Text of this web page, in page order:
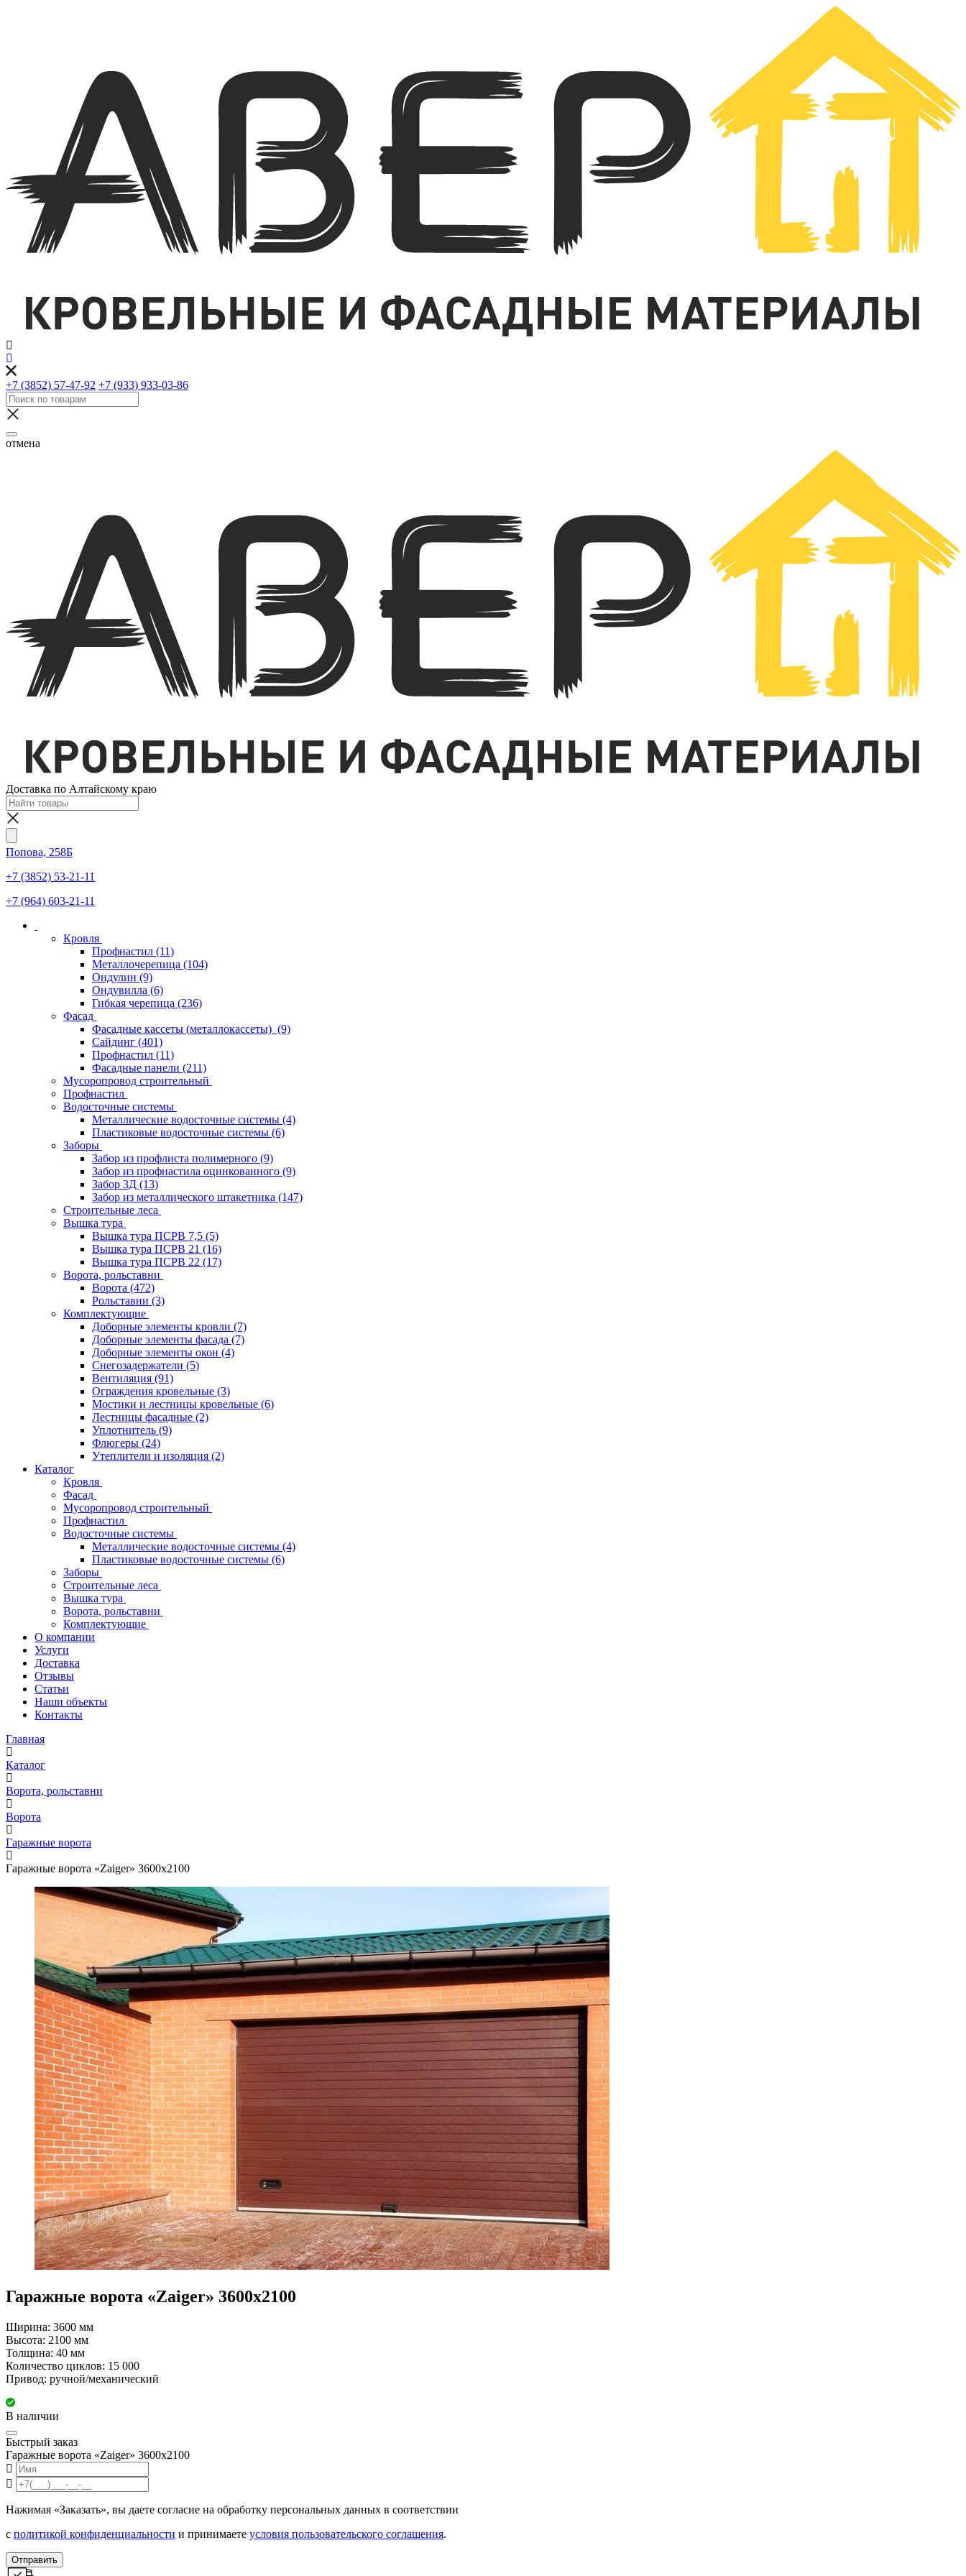
+7 (3852) 57-47-92 +7 (933) 933-03-86
отмена
Доставка по Алтайскому краю
Попова, 258Б
+7 (3852) 53-21-11
+7 (964) 603-21-11
Кровля
Профнастил (11)
Металлочерепица (104)
Ондулин (9)
Ондувилла (6)
Гибкая черепица (236)
Фасад
Фасадные кассеты (металлокассеты) (9)
Сайдинг (401)
Профнастил (11)
Фасадные панели (211)
Мусоропровод строительный
Профнастил
Водосточные системы
Металлические водосточные системы (4)
Пластиковые водосточные системы (6)
Заборы
Забор из профлиста полимерного (9)
Забор из профнастила оцинкованного (9)
Забор 3Д (13)
Забор из металлического штакетника (147)
Строительные леса
Вышка тура
Вышка тура ПСРВ 7,5 (5)
Вышка тура ПСРВ 21 (16)
Вышка тура ПСРВ 22 (17)
Ворота, рольставни
Ворота (472)
Рольставни (3)
Комплектующие
Доборные элементы кровли (7)
Доборные элементы фасада (7)
Доборные элементы окон (4)
Снегозадержатели (5)
Вентиляция (91)
Ограждения кровельные (3)
Мостики и лестницы кровельные (6)
Лестницы фасадные (2)
Уплотнитель (9)
Флюгеры (24)
Утеплители и изоляция (2)
Каталог
Кровля
Фасад
Мусоропровод строительный
Профнастил
Водосточные системы
Металлические водосточные системы (4)
Пластиковые водосточные системы (6)
Заборы
Строительные леса
Вышка тура
Ворота, рольставни
Комплектующие
О компании
Услуги
Доставка
Отзывы
Статьи
Наши объекты
Контакты
Главная
Каталог
Ворота, рольставни
Ворота
Гаражные ворота
Гаражные ворота «Zaiger» 3600х2100
Гаражные ворота «Zaiger» 3600х2100
Ширина: 3600 мм
Высота: 2100 мм
Толщина: 40 мм
Количество циклов: 15 000
Привод: ручной/механический
В наличии
Быстрый заказ
Гаражные ворота «Zaiger» 3600х2100
Нажимая «Заказать», вы даете согласие на обработку персональных данных в соответствии
с политикой конфиденциальности и принимаете условия пользовательского соглашения.
Отправить